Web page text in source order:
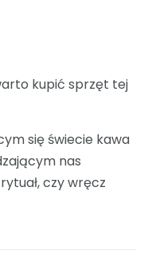
kupić sprzęt tej
się świecie kawa
nas
czy wręcz